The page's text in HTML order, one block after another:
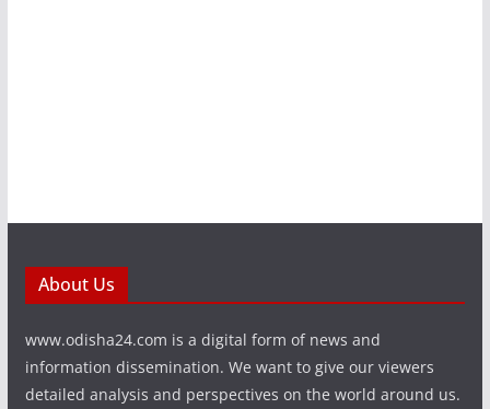
About Us
www.odisha24.com is a digital form of news and
information dissemination. We want to give our viewers
detailed analysis and perspectives on the world around us.